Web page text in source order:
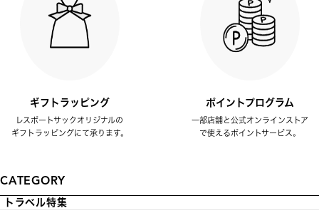
ギフトラッピング
レスポートサックオリジナルの
ギフトラッピングにて承ります。
ポイントプログラム
一部店舗と公式オンラインストア
で使えるポイントサービス。
CATEGORY
トラベル特集